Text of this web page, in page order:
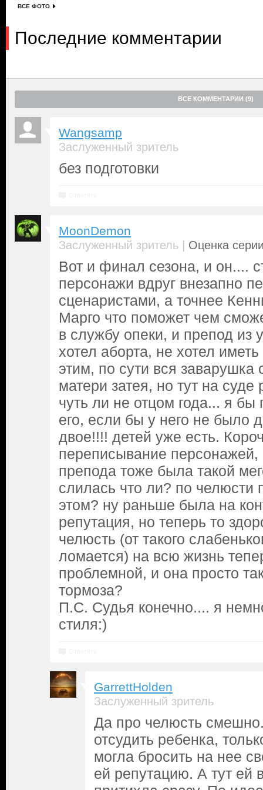
ВСЕ ФОТО
Последние комментарии
ВСЕ КОММЕНТАРИИ (9)
Wangsamp
Заслуженный зритель
без подготовки
MoonDemon
Заслуженный зритель | Оценка
Вот и финал сезона, и он....
персонажи вдруг внезапно
сценаристами, а точнее
Марго что поможет чем
в службу опеки, и препод из
хотел аборта, не хотел
этим, по сути вся заварушка
матери затея, но тут на суде
чуть ли не отцом года... я бы
его, если бы у него не было
двое!!!! детей уже есть.
переписывание
препода тоже была такой
слилась что ли? по челюсти
этом? ну раньше была на
репутация, но теперь то
челюсть (от такого
ломается) на всю жизнь
проблемной, и она просто
тормоза?
П.С. Судья конечно.... я
стиля:)
GarrettHolden
Заслуженный зритель
Да про челюсть
отсудить ребенка,
могла бросить на нее
ей репутацию. А тут ей